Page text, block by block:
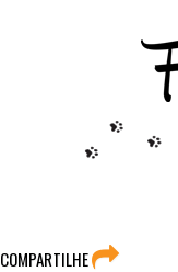
COMPARTILHE